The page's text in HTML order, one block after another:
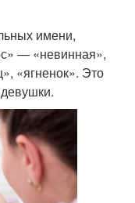
имени,
— «невинная»,
«ягненок». Это